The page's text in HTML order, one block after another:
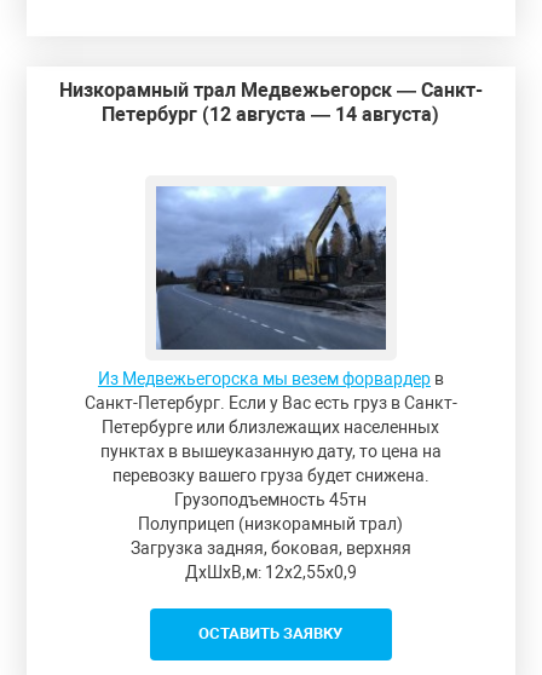
Низкорамный трал Медвежьегорск — Санкт-
Петербург (12 августа — 14 августа)
Из Медвежьегорска мы везем форвардерв
Санкт-Петербург. Если у Вас есть груз в Санкт-
Петербурге или близлежащих населенных
пунктах в вышеуказанную дату, то цена на
перевозку вашего груза будет снижена.
Грузоподъемность 45тн
Полуприцеп (низкорамный трал)
Загрузка задняя, боковая, верхняя
ДxШxВ,м: 12x2,55x0,9
ОСТАВИТЬ ЗАЯВКУ